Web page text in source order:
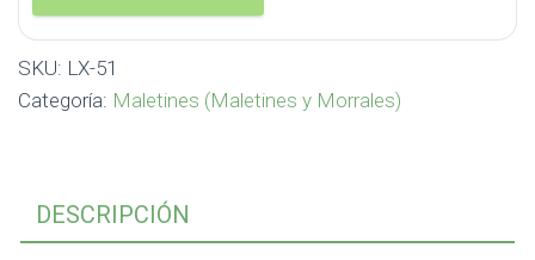
SKU: LX-51
Categoría: Maletines (Maletines y Morrales)
DESCRIPCIÓN